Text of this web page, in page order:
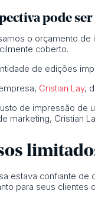
pode
o orçamento
coberto.
de edições
Cristian Lay,
de impressão de
marketing, Cristian
estava confiante de
para seus clientes